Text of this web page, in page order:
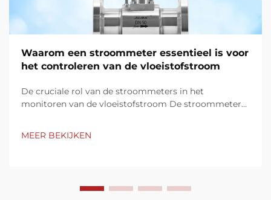
Waarom een stroommeter essentieel is voor
het controleren van de vloeistofstroom
De cruciale rol van de stroommeters in het
monitoren van de vloeistofstroom De stroommeters
industrieën. Hun vermogen om nauwkeurige realtime
MEER BEKIJKEN